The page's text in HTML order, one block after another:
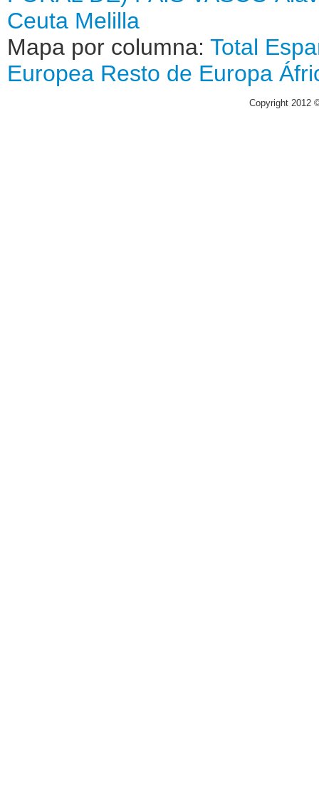
Ceuta Melilla
Mapa por columna: Total
Europea Resto de Europa
Copyright 2012